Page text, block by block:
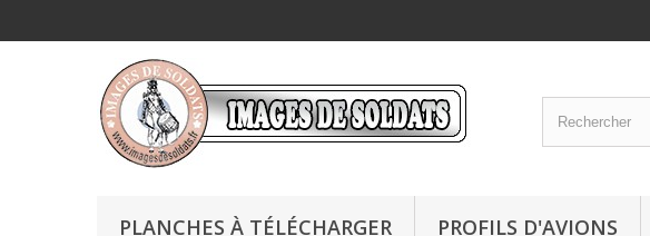
PLANCHES À TÉLÉCHARGER PROFILS D'AVIONS